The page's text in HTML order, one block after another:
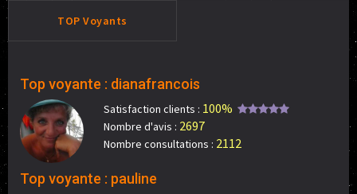
TOP Voyants
Top voyante : dianafrancois
Satisfaction clients : 100%
Nombre d'avis : 2697
Nombre consultations : 2112
Top voyante : pauline